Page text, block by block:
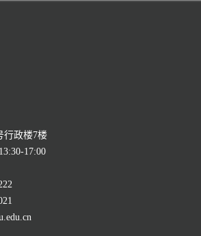
行政楼7楼
17:00